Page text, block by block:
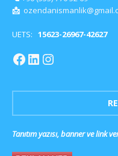
📩
UETS: 15623-26967-42627
Tanıtım yazısı, banner ve link